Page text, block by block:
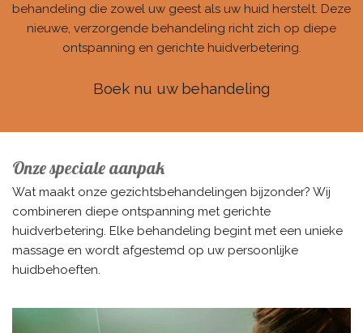
behandeling die zowel uw geest als uw huid herstelt. Deze
nieuwe, verzorgende behandeling richt zich op diepe
ontspanning en gerichte huidverbetering.
Boek nu uw behandeling
Onze speciale aanpak
Wat maakt onze gezichtsbehandelingen bijzonder? Wij
combineren diepe ontspanning met gerichte
huidverbetering. Elke behandeling begint met een unieke
massage en wordt afgestemd op uw persoonlijke
huidbehoeften.